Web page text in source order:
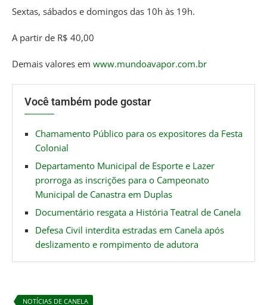
Sextas, sábados e domingos das 10h às 19h.
A partir de R$ 40,00
Demais valores em www.mundoavapor.com.br
Você também pode gostar
Chamamento Público para os expositores da Festa
Colonial
Departamento Municipal de Esporte e Lazer
prorroga as inscrições para o Campeonato
Municipal de Canastra em Duplas
Documentário resgata a História Teatral de Canela
Defesa Civil interdita estradas em Canela após
deslizamento e rompimento de adutora
NOTÍCIAS DE CANELA